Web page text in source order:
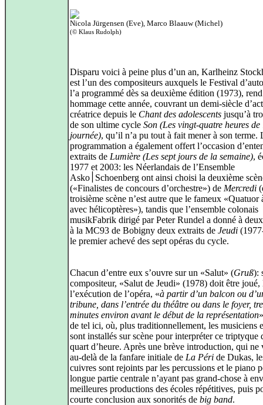
Nicola Jürgensen (Eve), Marco Blaauw (Michel)
(© Klaus Rudolph)
Disparu voici à peine plus d’un an, Karlheinz
est l’un des compositeurs auxquels le Festival
l’a programmé dès sa deuxième édition (1973), rend
hommage cette année, couvrant un demi-siècle
créatrice depuis le Chant des adolescents jusqu’à
de son ultime cycle Son (Les vingt-quatre heures de
journée), qu’il n’a pu tout à fait mener à son terme.
programmation a également offert l’occasion
extraits de Lumière (Les sept jours de la semaine),
1977 et 2003: les Néerlandais de l’Ensemble
Asko׀Schoenberg ont ainsi choisi la deuxième scène
(«Finalistes de concours d’orchestre») de Mercredi
troisième scène n’est autre que le fameux «Quatuor
avec hélicoptères»), tandis que l’ensemble colonais
musikFabrik dirigé par Peter Rundel a donné à
à la MC93 de Bobigny deux extraits de Jeudi
le premier achevé des sept opéras du cycle.
Chacun d’entre eux s’ouvre sur un «Salut» (Gruß):
compositeur, «Salut de Jeudi» (1978) doit être joué,
l’exécution de l’opéra, «à partir d’un balcon ou
tribune, dans l’entrée du théâtre ou dans le foyer,
minutes environ avant le début de la représentation
de tel ici, où, plus traditionnellement, les musiciens
sont installés sur scène pour interpréter ce triptyque
quart d’heure. Après une brève introduction, qui ne
au-delà de la fanfare initiale de La Péri de Dukas,
cuivres sont rejoints par les percussions et le piano
longue partie centrale n’ayant pas grand-chose à
meilleures productions des écoles répétitives, puis
courte conclusion aux sonorités de big band.